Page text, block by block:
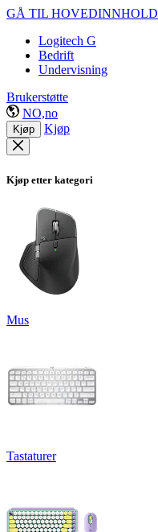
GÅ TIL HOVEDINNHOLD
Logitech G
Bedrift
Undervisning
Brukerstøtte
NO,no
Kjøp Kjøp
Kjøp etter kategori
Mus
Tastaturer